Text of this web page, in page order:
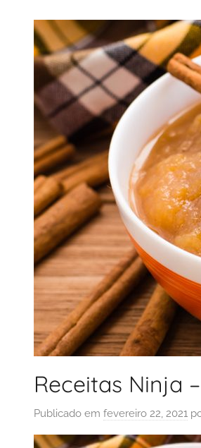
Receitas Ninja
Publicado em fevereiro 22, 2021